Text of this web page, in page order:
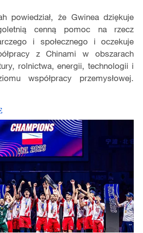
powiedział, że Gwinea dziękuje
cenną pomoc na rzecz
i społecznego i oczekuje
z Chinami w obszarach
rolnictwa, energii, technologii i
współpracy przemysłowej.